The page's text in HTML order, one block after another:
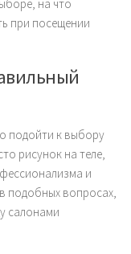
на что
при посещении
подойти к выбору
рисунок на теле,
и
подобных вопросах,
салонами